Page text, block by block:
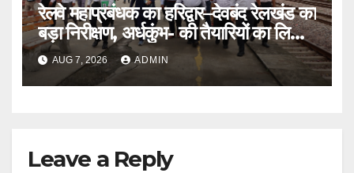
रेलवे महाप्रबंधक का हरिद्वार–देवबंद रेलखंड का
बड़ा निरीक्षण, अर्धकुंभ- की तैयारियों का लिया
जायजा
AUG 7, 2026 ADMIN
Leave a Reply